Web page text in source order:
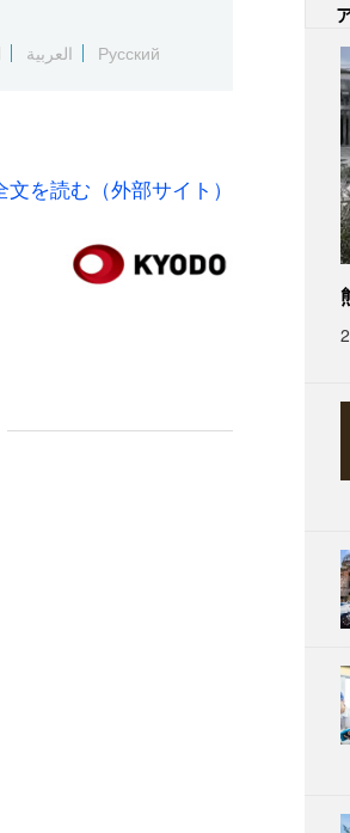
العربية Русский
文を読む（外部サイト）